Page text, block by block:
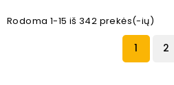
Rodoma 1-15 iš 342 prekės(-ių)
1 2